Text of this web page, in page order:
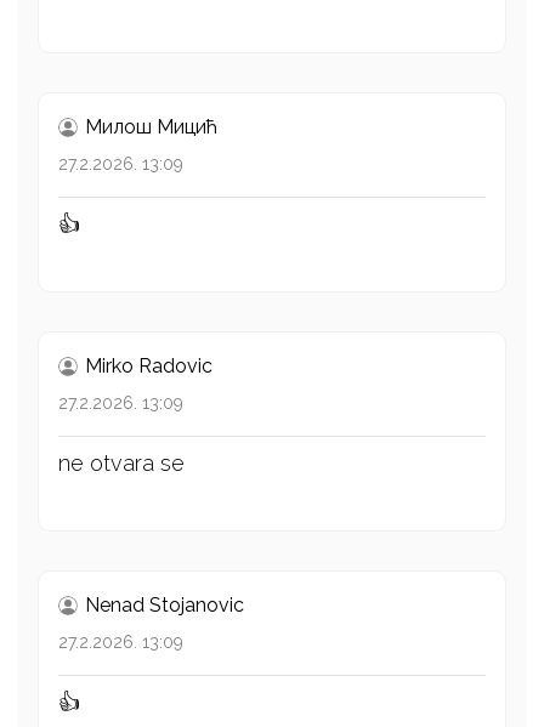
Милош Mицић
27.2.2026. 13:09
👍
Mirko Radovic
27.2.2026. 13:09
ne otvara se
Nenad Stojanovic
27.2.2026. 13:09
👍